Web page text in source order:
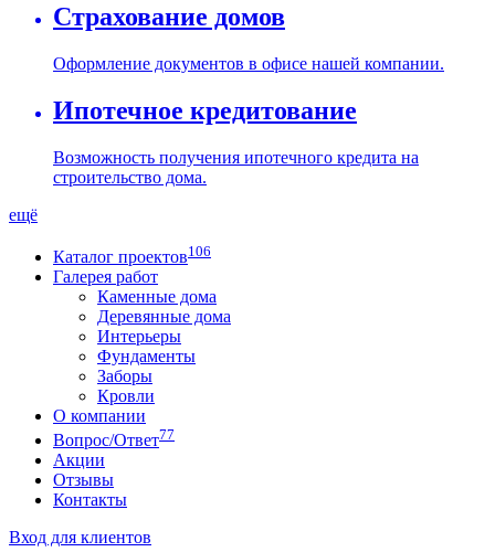
Страхование домов
Оформление документов в офисе нашей компании.
Ипотечное кредитование
Возможность получения ипотечного кредита на
строительство дома.
ещё
Каталог проектов106
Галерея работ
Каменные дома
Деревянные дома
Интерьеры
Фундаменты
Заборы
Кровли
О компании
Вопрос/Ответ77
Акции
Отзывы
Контакты
Вход для клиентов